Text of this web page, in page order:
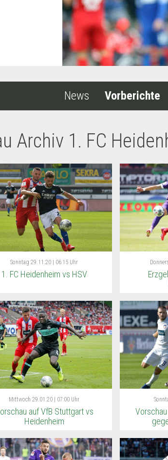
News Vorberichte
Archiv 1. FC
Sonntag 29.11.20 | 06:15 Uhr
1. FC Heidenheim vs HSV
Mittwoch 29.01.20 | 07:00 Uhr
auf VfB Stuttgart vs
Heidenheim